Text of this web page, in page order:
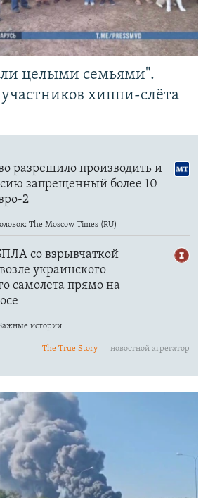
целыми семьями".
хиппи-слёта